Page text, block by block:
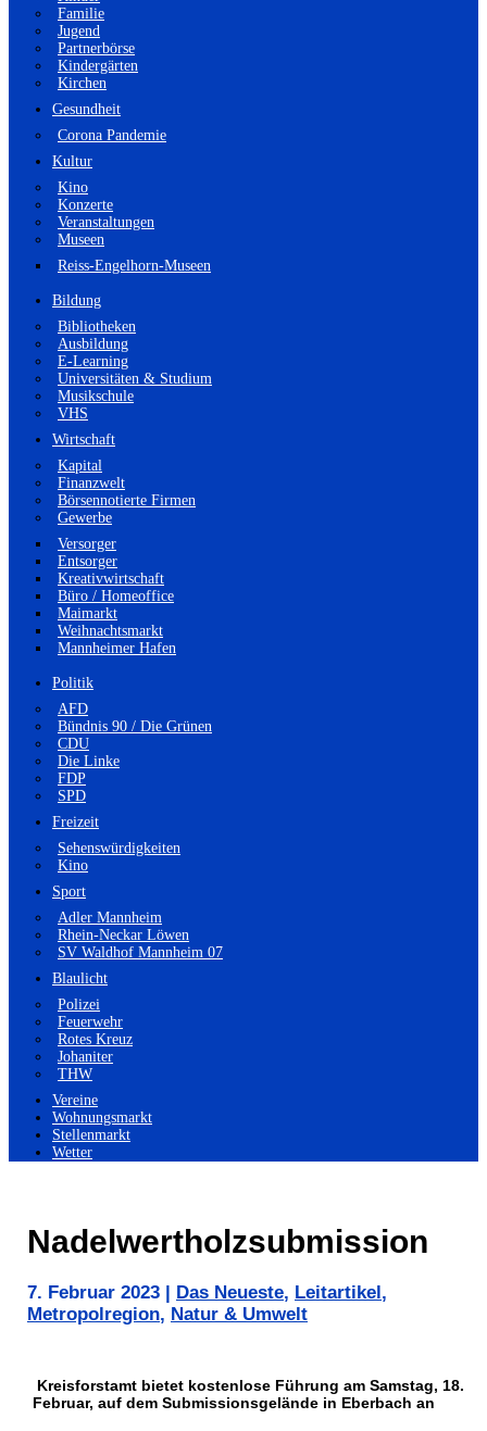
Familie
Jugend
Partnerbörse
Kindergärten
Kirchen
Gesundheit
Corona Pandemie
Kultur
Kino
Konzerte
Veranstaltungen
Museen
Reiss-Engelhorn-Museen
Bildung
Bibliotheken
Ausbildung
E-Learning
Universitäten & Studium
Musikschule
VHS
Wirtschaft
Kapital
Finanzwelt
Börsennotierte Firmen
Gewerbe
Versorger
Entsorger
Kreativwirtschaft
Büro / Homeoffice
Maimarkt
Weihnachtsmarkt
Mannheimer Hafen
Politik
AFD
Bündnis 90 / Die Grünen
CDU
Die Linke
FDP
SPD
Freizeit
Sehenswürdigkeiten
Kino
Sport
Adler Mannheim
Rhein-Neckar Löwen
SV Waldhof Mannheim 07
Blaulicht
Polizei
Feuerwehr
Rotes Kreuz
Johaniter
THW
Vereine
Wohnungsmarkt
Stellenmarkt
Wetter
Nadelwertholzsubmission
7. Februar 2023 Das Neueste, Leitartikel ,
Metropolregion, Natur & Umwelt
Kreisforstamt bietet kostenlose Führung am Samstag, 18.
Februar, auf dem Submissionsgelände in Eberbach an